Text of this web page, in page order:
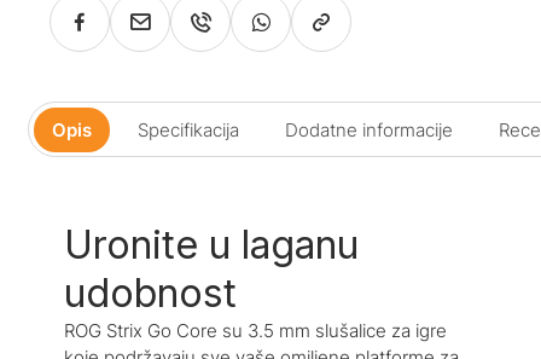
Opis Specifikacija Dodatne informacije
Uronite u laganu
udobnost
ROG Strix Go Core su 3.5 mm slušalice za igre